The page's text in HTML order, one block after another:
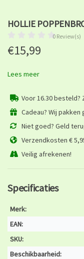
HOLLIE
0 Review(s)
€15,99
Lees meer
Voor 16.30
Cadeau? Wij pakken
Niet goed? Geld
Verzendkosten €
Veilig afrekenen!
Specificaties
Merk:
EAN:
SKU:
Beschikbaarheid: